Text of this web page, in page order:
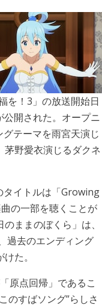
を！3」の放送開始日
開された。オープニ
テーマを雨宮天演じ
茅野愛衣演じるダクネ
タイトルは「Growing
の一部を聴くことが
ままのぼくら」は、
過去のエンディング
た。
原点回帰」であるこ
のすばソング”らしさ